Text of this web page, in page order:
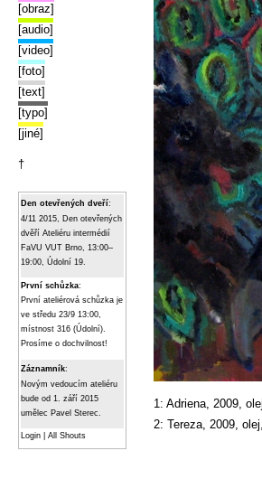
[obraz]
[audio]
[video]
[foto]
[text]
[typo]
[jiné]
†
Den otevřených dveří:
4/11 2015, Den otevřených
dvěří Ateliéru intermédií
FaVU VUT Brno, 13:00–
19:00, Údolní 19.
První schůzka:
První ateliérová schůzka je
ve středu 23/9 13:00,
místnost 316 (Údolní).
Prosíme o dochvilnost!
Záznamník:
Novým vedoucím ateliéru
bude od 1. září 2015
umělec Pavel Sterec.
Login All Shouts
1: Adriena, 2009,
2: Tereza, 2009,